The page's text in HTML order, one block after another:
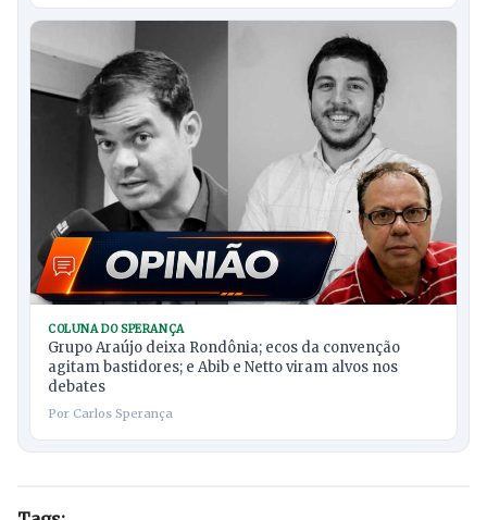
COLUNA DO SPERANÇA
Grupo Araújo deixa Rondônia; ecos da convenção
agitam bastidores; e Abib e Netto viram alvos nos
debates
Por Carlos Sperança